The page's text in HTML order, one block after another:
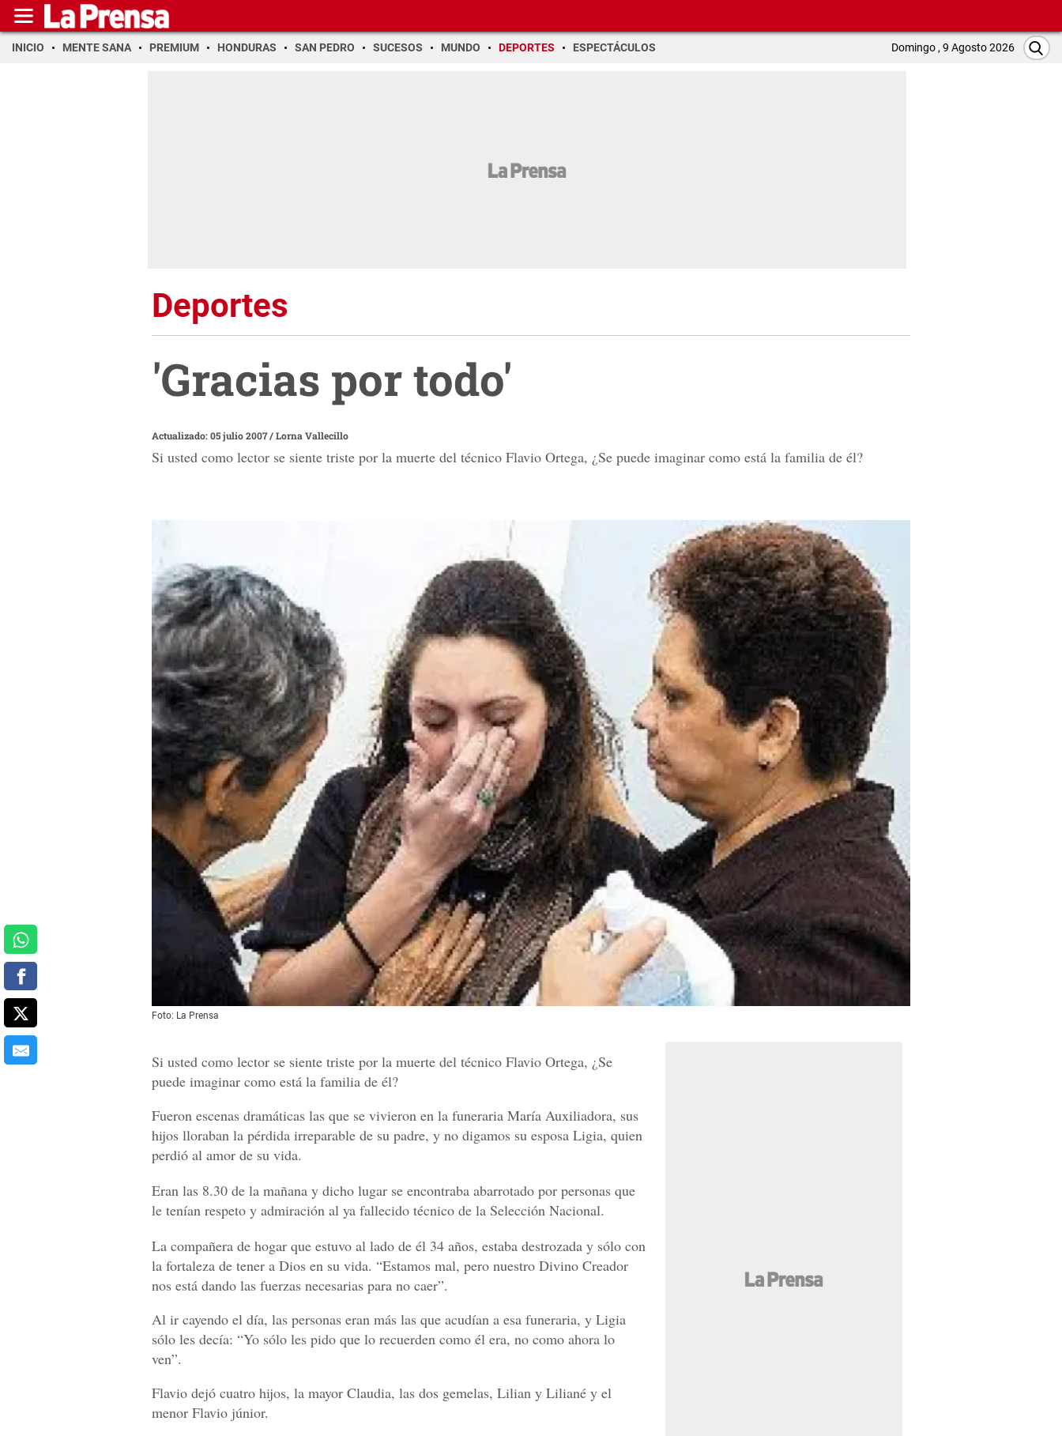
INICIO MENTE SANA PREMIUM HONDURAS SAN PEDRO SUCESOS MUNDO DEPORTES ESPECTÁCULOS Domingo , 9 Agosto 2026
Deportes
'Gracias por todo'
Actualizado: 05 julio 2007/Lorna Vallecillo
Si usted como lector se siente triste por la muerte del técnico Flavio Ortega, ¿Se puede imaginar como está la familia de él?
Foto: La Prensa
Si usted como lector se siente triste por la muerte del técnico Flavio Ortega, ¿Se
puede imaginar como está la familia de él?
Fueron escenas dramáticas las que se vivieron en la funeraria María Auxiliadora, sus
hijos lloraban la pérdida irreparable de su padre, y no digamos su esposa Ligia, quien
perdió al amor de su vida.
Eran las 8.30 de la mañana y dicho lugar se encontraba abarrotado por personas que
le tenían respeto y admiración al ya fallecido técnico de la Selección Nacional.
La compañera de hogar que estuvo al lado de él 34 años, estaba destrozada y sólo con
la fortaleza de tener a Dios en su vida. “Estamos mal, pero nuestro Divino Creador
nos está dando las fuerzas necesarias para no caer”.
Al ir cayendo el día, las personas eran más las que acudían a esa funeraria, y Ligia
sólo les decía: “Yo sólo les pido que lo recuerden como él era, no como ahora lo
ven”.
Flavio dejó cuatro hijos, la mayor Claudia, las dos gemelas, Lilian y Liliané y el
menor Flavio júnior.